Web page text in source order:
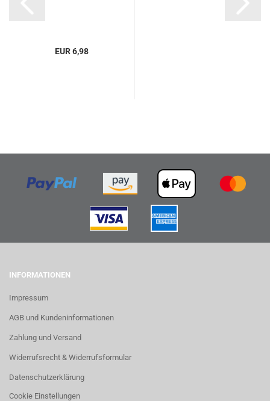
EUR 6,98
INFORMATIONEN
Impressum
AGB und Kundeninformationen
Zahlung und Versand
Widerrufsrecht & Widerrufsformular
Datenschutzerklärung
Cookie Einstellungen